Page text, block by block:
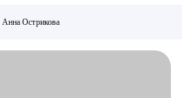
Анна Острикова